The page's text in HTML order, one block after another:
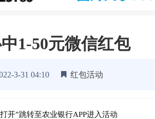
1-50元微信红包
3-31 04:10 红包活动
开”跳转至农业银行APP进入活动